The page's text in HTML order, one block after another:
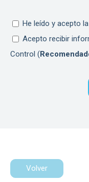
He leído y acepto la
Acepto recibir
Control (
Volver